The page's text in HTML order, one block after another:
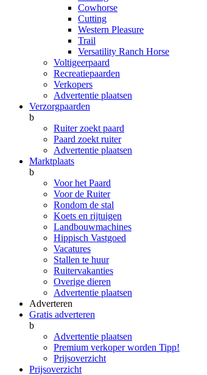
Cowhorse
Cutting
Western Pleasure
Trail
Versatility Ranch Horse
Voltigeerpaard
Recreatiepaarden
Verkopers
Advertentie plaatsen
Verzorgpaarden
b
Ruiter zoekt paard
Paard zoekt ruiter
Advertentie plaatsen
Marktplaats
b
Voor het Paard
Voor de Ruiter
Rondom de stal
Koets en rijtuigen
Landbouwmachines
Hippisch Vastgoed
Vacatures
Stallen te huur
Ruitervakanties
Overige dieren
Advertentie plaatsen
Adverteren
Gratis adverteren
b
Advertentie plaatsen
Premium verkoper worden Tipp!
Prijsoverzicht
Prijsoverzicht